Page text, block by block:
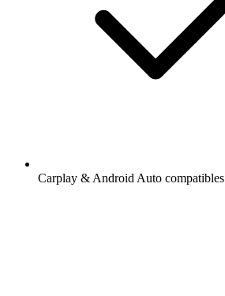
Carplay & Android Auto compatibles